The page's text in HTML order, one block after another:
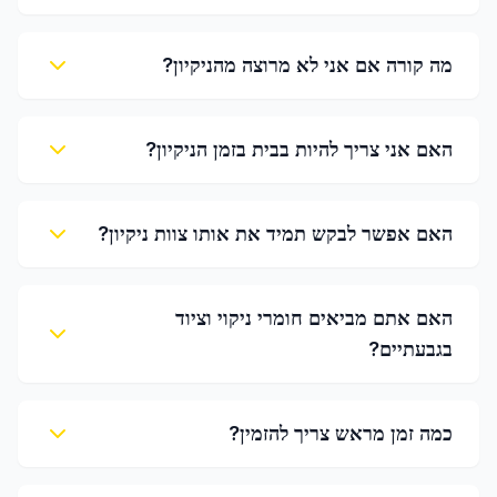
מה קורה אם אני לא מרוצה מהניקיון?
האם אני צריך להיות בבית בזמן הניקיון?
האם אפשר לבקש תמיד את אותו צוות ניקיון?
האם אתם מביאים חומרי ניקוי וציוד
בגבעתיים?
כמה זמן מראש צריך להזמין?